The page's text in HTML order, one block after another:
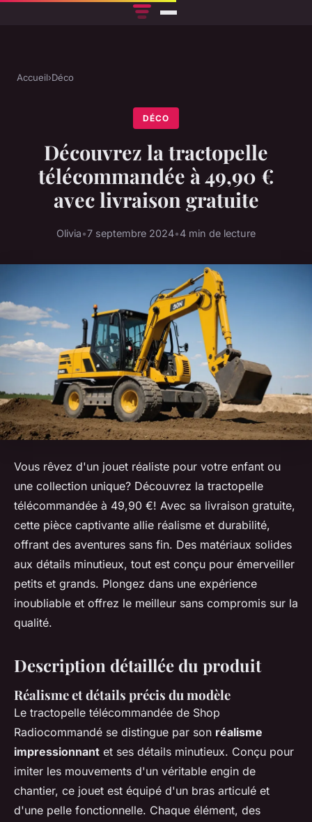
Accueil›Déco
DÉCO
Découvrez la tractopelle
télécommandée à 49,90 €
avec livraison gratuite
Olivia•7 septembre 2024•4 min de lecture
Vous rêvez d'un jouet réaliste pour votre enfant ou
une collection unique? Découvrez la tractopelle
télécommandée à 49,90 €! Avec sa livraison gratuite,
cette pièce captivante allie réalisme et durabilité,
offrant des aventures sans fin. Des matériaux solides
aux détails minutieux, tout est conçu pour émerveiller
petits et grands. Plongez dans une expérience
inoubliable et offrez le meilleur sans compromis sur la
qualité.
Description détaillée du produit
Réalisme et détails précis du modèle
Le tractopelle télécommandée de Shop
Radiocommandé se distingue par son réalisme
impressionnant et ses détails minutieux. Conçu pour
imiter les mouvements d'un véritable engin de
chantier, ce jouet est équipé d'un bras articulé et
d'une pelle fonctionnelle. Chaque élément, des